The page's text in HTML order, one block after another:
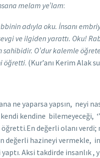
melam ye’lam:
adıyla oku. İnsanı
ve ilgiden yarattı. Oku!
O’dur kalemle
öğretti. (Kur’anı Kerim Alak
ne yaparsa yapsın, neyi
kendine bilemeyeceği,
öğretti.En değerli olanı
değerli hazineyi vermekle,
Aksi takdirde insanlık ,